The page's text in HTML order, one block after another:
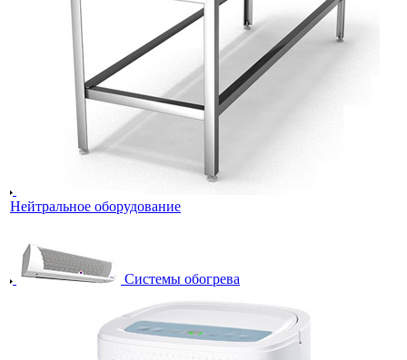
Нейтральное оборудование
Системы обогрева